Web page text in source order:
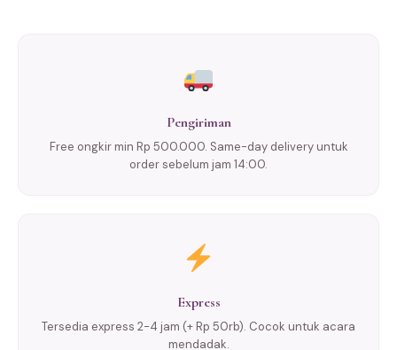
Pengiriman
Free ongkir min Rp 500.000. Same-day delivery untuk
order sebelum jam 14:00.
Express
Tersedia express 2-4 jam (+ Rp 50rb). Cocok untuk acara
mendadak.